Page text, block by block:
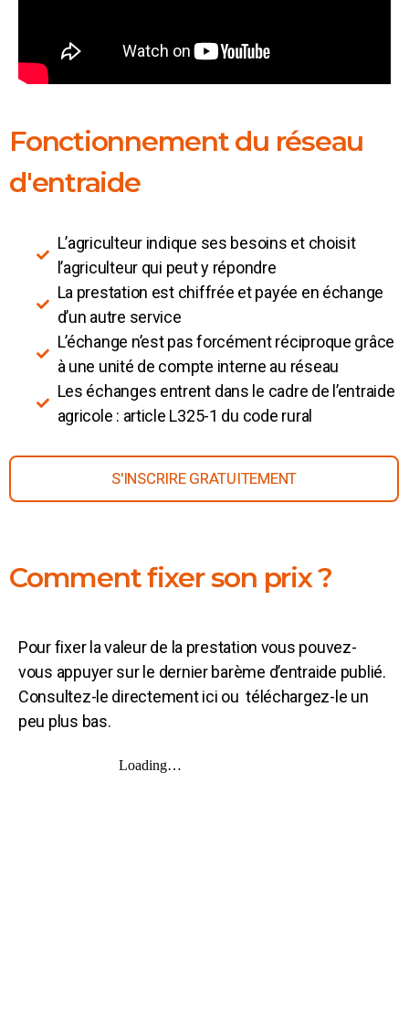
Fonctionnement du réseau
d'entraide
L’agriculteur indique ses besoins et choisit
l’agriculteur qui peut y répondre
La prestation est chiffrée et payée en échange
d’un autre service
L’échange n’est pas forcément réciproque grâce
à une unité de compte interne au réseau
Les échanges entrent dans le cadre de l’entraide
agricole : article L325-1 du code rural
S'INSCRIRE GRATUITEMENT
Comment fixer son prix ?
Pour fixer la valeur de la prestation vous pouvez-
vous appuyer sur le dernier barème d’entraide publié.
Consultez-le directement ici ou téléchargez-le un
peu plus bas.